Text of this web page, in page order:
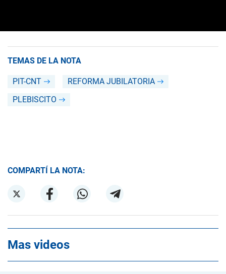
TEMAS DE LA NOTA
PIT-CNT
REFORMA JUBILATORIA
PLEBISCITO
COMPARTÍ LA NOTA:
Mas videos